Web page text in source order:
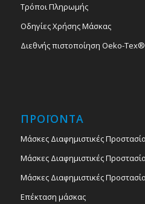
Τρόποι Πληρωμής
Οδηγίες Χρήσης Μάσκας
Διεθνής πιστοποίηση Oeko-
ΠΡΟΪΟΝΤΑ
Μάσκες Διαφημιστικές
Μάσκες Διαφημιστικές
Μάσκες Διαφημιστικές
Επέκταση μάσκας